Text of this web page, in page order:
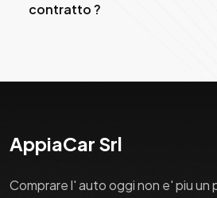
contratto ?
AppiaCar Srl
Comprare l' auto oggi non e' piu un